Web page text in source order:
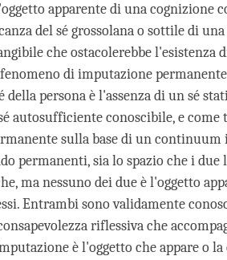
apparente di una cognizione
del sé grossolana o sottile di
che ostacolerebbe l'esistenza
di imputazione
della persona è l'assenza di un sé
autosufficiente conoscibile, e come
sulla base di un
permanenti, sia lo spazio che i
ma nessuno dei due è l'oggetto
Entrambi sono validamente
riflessiva che
è l'oggetto che appare o